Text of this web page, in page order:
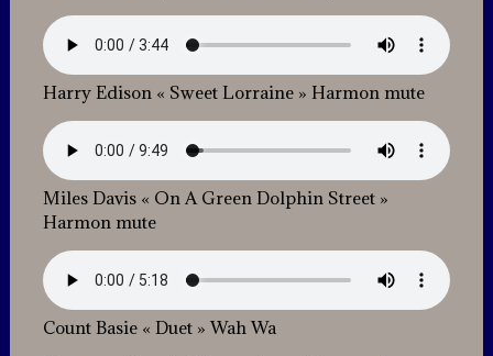
Harry Edison « Sweet Lorraine » Harmon mute
Miles Davis « On A Green Dolphin Street »
Harmon mute
Count Basie « Duet » Wah Wa